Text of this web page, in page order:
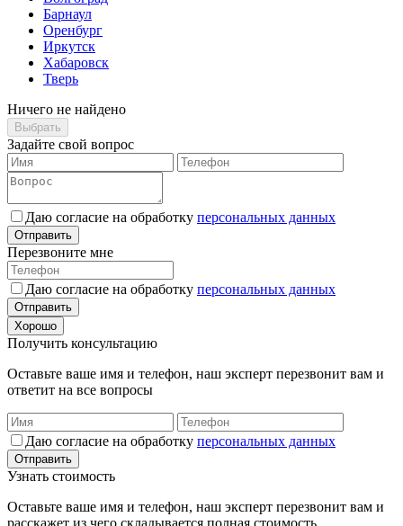
Барнаул
Оренбург
Иркутск
Хабаровск
Тверь
Ничего не найдено
Выбрать
Задайте свой вопрос
Даю согласие на обработку персональных данных
Отправить
Перезвоните мне
Даю согласие на обработку персональных данных
Отправить
Хорошо
Получить консультацию
Оставьте ваше имя и телефон, наш эксперт перезвонит вам и
ответит на все вопросы
Даю согласие на обработку персональных данных
Отправить
Узнать стоимость
Оставьте ваше имя и телефон, наш эксперт перезвонит вам и
расскажет из чего складывается полная стоимость